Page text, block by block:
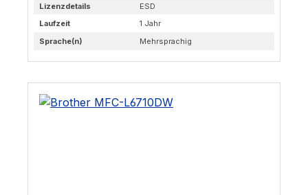
Lizenzdetails
ESD
Laufzeit
1 Jahr
Sprache(n)
Mehrsprachig